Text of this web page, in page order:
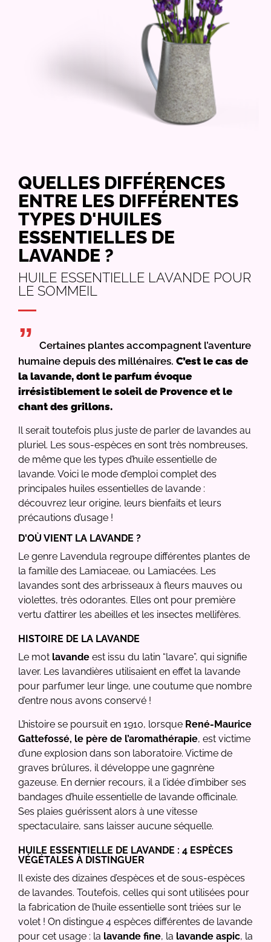
QUELLES DIFFÉRENCES
ENTRE LES DIFFÉRENTES
TYPES D'HUILES
ESSENTIELLES DE
LAVANDE ?
HUILE ESSENTIELLE LAVANDE POUR
LE SOMMEIL
”
Certaines plantes accompagnent l’aventure
humaine depuis des millénaires. C’est le cas de
la lavande, dont le parfum évoque
irrésistiblement le soleil de Provence et le
chant des grillons.
Il serait toutefois plus juste de parler de lavandes au
pluriel. Les sous-espèces en sont très nombreuses,
de même que les types d’huile essentielle de
lavande. Voici le mode d’emploi complet des
principales huiles essentielles de lavande :
découvrez leur origine, leurs bienfaits et leurs
précautions d’usage !
D'OÙ VIENT LA LAVANDE ?
Le genre Lavendula regroupe différentes plantes de
la famille des Lamiaceae, ou Lamiacées. Les
lavandes sont des arbrisseaux à fleurs mauves ou
violettes, très odorantes. Elles ont pour première
vertu d’attirer les abeilles et les insectes mellifères.
HISTOIRE DE LA LAVANDE
Le mot lavande est issu du latin “lavare”, qui signifie
laver. Les lavandières utilisaient en effet la lavande
pour parfumer leur linge, une coutume que nombre
d’entre nous avons conservé !
L’histoire se poursuit en 1910, lorsque René-Maurice
Gattefossé, le père de l’aromathérapie, est victime
d’une explosion dans son laboratoire. Victime de
graves brûlures, il développe une gagnrène
gazeuse. En dernier recours, il a l’idée d’imbiber ses
bandages d’huile essentielle de lavande officinale.
Ses plaies guérissent alors à une vitesse
spectaculaire, sans laisser aucune séquelle.
HUILE ESSENTIELLE DE LAVANDE : 4 ESPÈCES
VÉGÉTALES À DISTINGUER
Il existe des dizaines d’espèces et de sous-espèces
de lavandes. Toutefois, celles qui sont utilisées pour
la fabrication de l’huile essentielle sont triées sur le
volet ! On distingue 4 espèces différentes de lavande
pour cet usage : la lavande fine, la lavande aspic, la